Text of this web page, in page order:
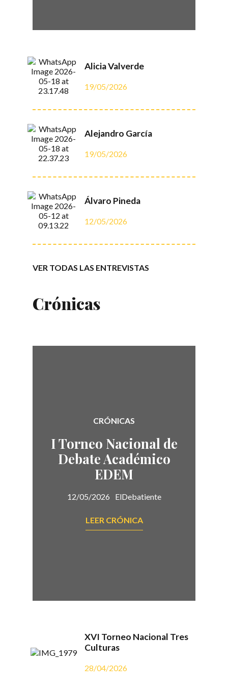
Alicia Valverde
19/05/2026
Alejandro García
19/05/2026
Álvaro Pineda
12/05/2026
VER TODAS LAS ENTREVISTAS
Crónicas
XVI Torneo Nacional Tres
Culturas
28/04/2026
CRÓNICAS
I Torneo Nacional de
Debate Académico
EDEM
12/05/2026 ElDebatiente
LEER CRÓNICA